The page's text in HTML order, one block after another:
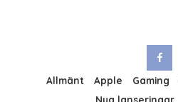
Allmänt Apple Gaming
Nya lanseringar